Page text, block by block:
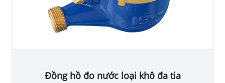
Đồng hồ đo nước loại khô đa tia